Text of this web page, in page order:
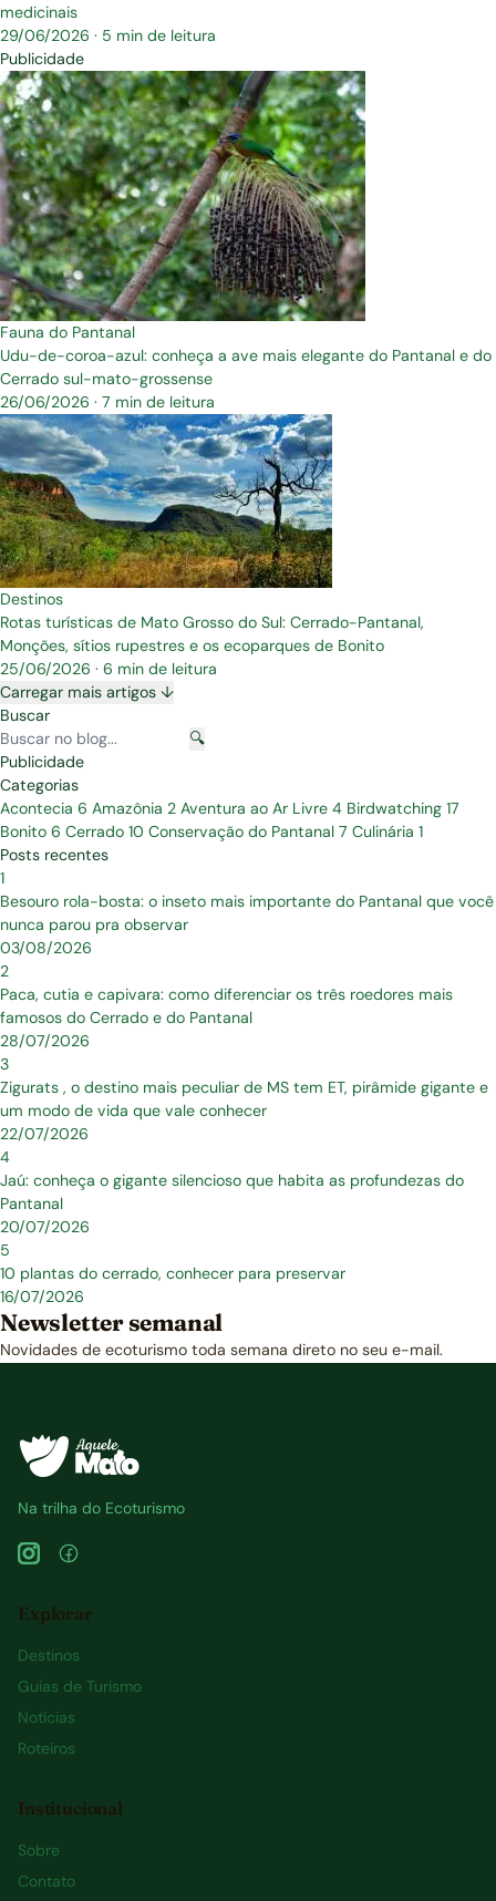
medicinais
29/06/2026 · 5 min de leitura
Publicidade
Fauna do Pantanal
Udu-de-coroa-azul: conheça a ave mais elegante do Pantanal e do
Cerrado sul-mato-grossense
26/06/2026 · 7 min de leitura
Destinos
Rotas turísticas de Mato Grosso do Sul: Cerrado-Pantanal,
Monções, sítios rupestres e os ecoparques de Bonito
25/06/2026 · 6 min de leitura
Carregar mais artigos ↓
Buscar
🔍
Publicidade
Categorias
Acontecia 6 Amazônia 2 Aventura ao Ar Livre 4 Birdwatching 17
Bonito 6 Cerrado 10 Conservação do Pantanal 7 Culinária 1
Posts recentes
1
Besouro rola-bosta: o inseto mais importante do Pantanal que você
nunca parou pra observar
03/08/2026
2
Paca, cutia e capivara: como diferenciar os três roedores mais
famosos do Cerrado e do Pantanal
28/07/2026
3
Zigurats , o destino mais peculiar de MS tem ET, pirâmide gigante e
um modo de vida que vale conhecer
22/07/2026
4
Jaú: conheça o gigante silencioso que habita as profundezas do
Pantanal
20/07/2026
5
10 plantas do cerrado, conhecer para preservar
16/07/2026
Newsletter semanal
Novidades de ecoturismo toda semana direto no seu e-mail.
Na trilha do Ecoturismo
Explorar
Destinos
Guias de Turismo
Notícias
Roteiros
Institucional
Sobre
Contato